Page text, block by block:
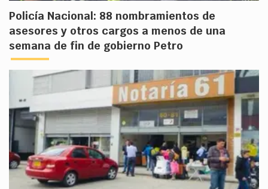
Policía Nacional: 88 nombramientos de
asesores y otros cargos a menos de una
semana de fin de gobierno Petro